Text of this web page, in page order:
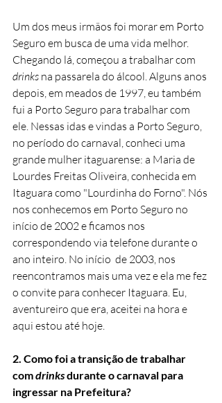
Um dos meus irmãos foi morar em Porto
Seguro em busca de uma vida melhor.
Chegando lá, começou a trabalhar com
drinks na passarela do álcool. Alguns anos
depois, em meados de 1997, eu também
fui a Porto Seguro para trabalhar com
ele. Nessas idas e vindas a Porto Seguro,
no período do carnaval, conheci uma
grande mulher itaguarense: a Maria de
Lourdes Freitas Oliveira, conhecida em
Itaguara como "Lourdinha do Forno". Nós
nos conhecemos em Porto Seguro no
início de 2002 e ficamos nos
correspondendo via telefone durante o
ano inteiro. No início  de 2003, nos
reencontramos mais uma vez e ela me fez
o convite para conhecer Itaguara. Eu,
aventureiro que era, aceitei na hora e
aqui estou até hoje.
2. Como foi a transição de trabalhar
com drinks durante o carnaval para
ingressar na Prefeitura?